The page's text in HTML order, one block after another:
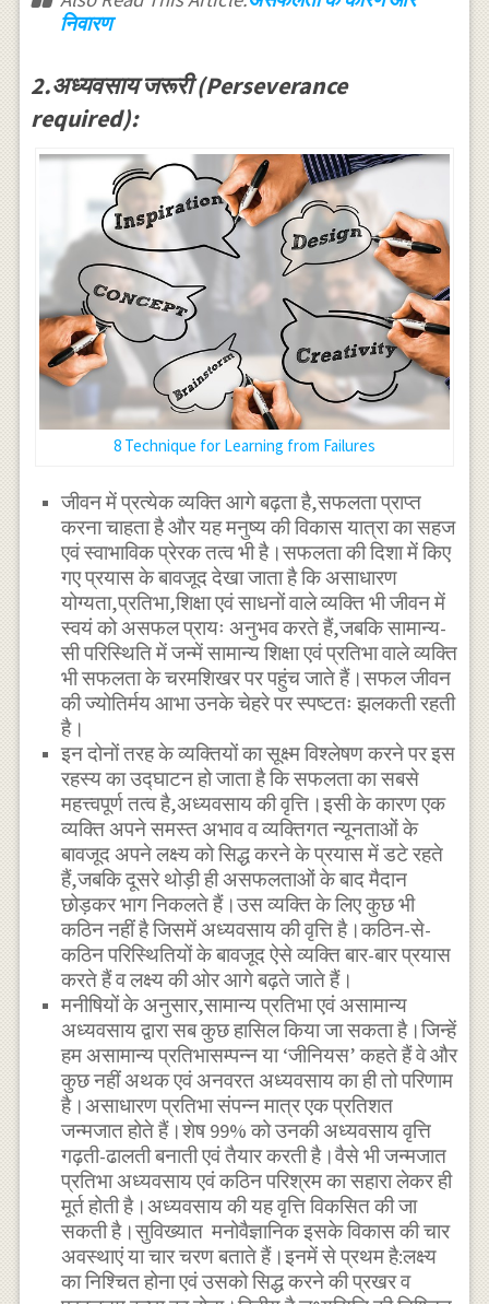
निवारण
2.अध्यवसाय जरूरी (Perseverance
required):
8 Technique for Learning from Failures
जीवन में प्रत्येक व्यक्ति आगे बढ़ता है,सफलता प्राप्त
करना चाहता है और यह मनुष्य की विकास यात्रा का सहज
एवं स्वाभाविक प्रेरक तत्व भी है।सफलता की दिशा में किए
गए प्रयास के बावजूद देखा जाता है कि असाधारण
योग्यता,प्रतिभा,शिक्षा एवं साधनों वाले व्यक्ति भी जीवन में
स्वयं को असफल प्रायः अनुभव करते हैं,जबकि सामान्य-
सी परिस्थिति में जन्में सामान्य शिक्षा एवं प्रतिभा वाले व्यक्ति
भी सफलता के चरमशिखर पर पहुंच जाते हैं।सफल जीवन
की ज्योतिर्मय आभा उनके चेहरे पर स्पष्टतः झलकती रहती
है।
इन दोनों तरह के व्यक्तियों का सूक्ष्म विश्लेषण करने पर इस
रहस्य का उद्घाटन हो जाता है कि सफलता का सबसे
महत्त्वपूर्ण तत्व है,अध्यवसाय की वृत्ति।इसी के कारण एक
व्यक्ति अपने समस्त अभाव व व्यक्तिगत न्यूनताओं के
बावजूद अपने लक्ष्य को सिद्ध करने के प्रयास में डटे रहते
हैं,जबकि दूसरे थोड़ी ही असफलताओं के बाद मैदान
छोड़कर भाग निकलते हैं।उस व्यक्ति के लिए कुछ भी
कठिन नहीं है जिसमें अध्यवसाय की वृत्ति है।कठिन-से-
कठिन परिस्थितियों के बावजूद ऐसे व्यक्ति बार-बार प्रयास
करते हैं व लक्ष्य की ओर आगे बढ़ते जाते हैं।
मनीषियों के अनुसार,सामान्य प्रतिभा एवं असामान्य
अध्यवसाय द्वारा सब कुछ हासिल किया जा सकता है।जिन्हें
हम असामान्य प्रतिभासम्पन्न या ‘जीनियस’ कहते हैं वे और
कुछ नहीं अथक एवं अनवरत अध्यवसाय का ही तो परिणाम
है।असाधारण प्रतिभा संपन्न मात्र एक प्रतिशत
जन्मजात होते हैं।शेष 99% को उनकी अध्यवसाय वृत्ति
गढ़ती-ढालती बनाती एवं तैयार करती है।वैसे भी जन्मजात
प्रतिभा अध्यवसाय एवं कठिन परिश्रम का सहारा लेकर ही
मूर्त होती है।अध्यवसाय की यह वृत्ति विकसित की जा
सकती है।सुविख्यात मनोवैज्ञानिक इसके विकास की चार
अवस्थाएं या चार चरण बताते हैं।इनमें से प्रथम है:लक्ष्य
का निश्चित होना एवं उसको सिद्ध करने की प्रखर व